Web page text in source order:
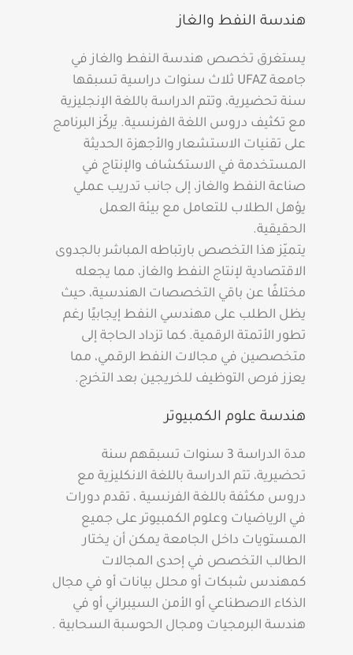
هندسة النفط والغاز
يستغرق تخصص هندسة النفط والغاز في
جامعة UFAZ ثلاث سنوات دراسية تسبقها
سنة تحضيرية، وتتم الدراسة باللغة الإنجليزية
مع تكثيف دروس اللغة الفرنسية. يركّز البرنامج
على تقنيات الاستشعار والأجهزة الحديثة
المستخدمة في الاستكشاف والإنتاج في
صناعة النفط والغاز، إلى جانب تدريب عملي
يؤهل الطلاب للتعامل مع بيئة العمل
الحقيقية.
يتميّز هذا التخصص بارتباطه المباشر بالجدوى
الاقتصادية لإنتاج النفط والغاز، مما يجعله
مختلفًا عن باقي التخصصات الهندسية، حيث
يظل الطلب على مهندسي النفط إيجابيًا رغم
تطور الأتمتة الرقمية. كما تزداد الحاجة إلى
متخصصين في مجالات النفط الرقمي، مما
يعزز فرص التوظيف للخريجين بعد التخرج.
هندسة علوم الكمبيوتر
مدة الدراسة 3 سنوات تسبقهم سنة
تحضيرية، تتم الدراسة باللغة الانكليزية مع
دروس مكثفة باللغة الفرنسية ، تقدم دورات
في الرياضيات وعلوم الكمبيوتر على جميع
المستويات داخل الجامعة يمكن أن يختار
الطالب التخصص في إحدى المجالات
كمهندس شبكات أو محلل بيانات أو في مجال
الذكاء الاصطناعي أو الأمن السيبراني أو في
هندسة البرمجيات ومجال الحوسبة السحابية .